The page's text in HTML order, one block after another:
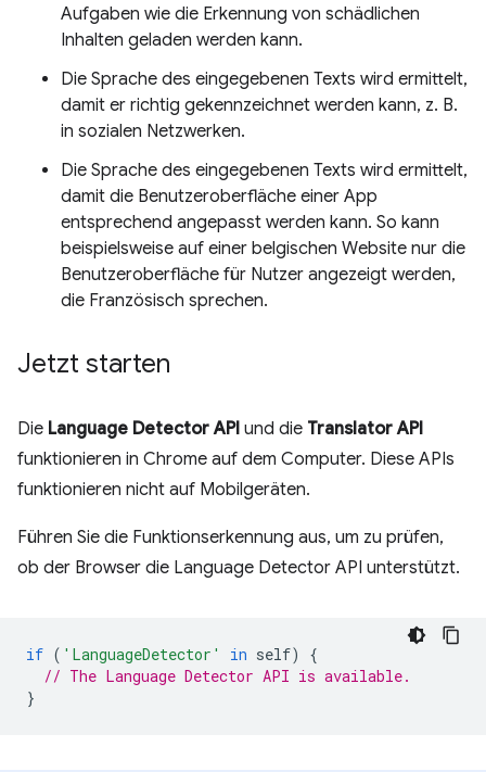
Aufgaben wie die Erkennung von schädlichen
Inhalten geladen werden kann.
Die Sprache des eingegebenen Texts wird ermittelt,
damit er richtig gekennzeichnet werden kann, z. B.
in sozialen Netzwerken.
Die Sprache des eingegebenen Texts wird ermittelt,
damit die Benutzeroberfläche einer App
entsprechend angepasst werden kann. So kann
beispielsweise auf einer belgischen Website nur die
Benutzeroberfläche für Nutzer angezeigt werden,
die Französisch sprechen.
Jetzt starten
Die Language Detector API und die Translator API
funktionieren in Chrome auf dem Computer. Diese APIs
funktionieren nicht auf Mobilgeräten.
Führen Sie die Funktionserkennung aus, um zu prüfen,
ob der Browser die Language Detector API unterstützt.
if ( 'LanguageDetector' in self)
{
// The Language Detector API is available.
}